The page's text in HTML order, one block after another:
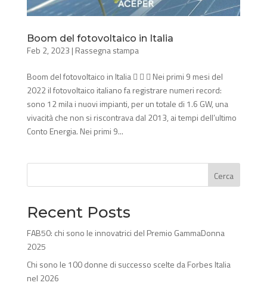
Boom del fotovoltaico in Italia
Feb 2, 2023 | Rassegna stampa
Boom del fotovoltaico in Italia    Nei primi 9 mesi del
2022 il fotovoltaico italiano fa registrare numeri record:
sono 12 mila i nuovi impianti, per un totale di 1.6 GW, una
vivacità che non si riscontrava dal 2013, ai tempi dell’ultimo
Conto Energia. Nei primi 9...
Cerca
Recent Posts
FAB50: chi sono le innovatrici del Premio GammaDonna
2025
Chi sono le 100 donne di successo scelte da Forbes Italia
nel 2026